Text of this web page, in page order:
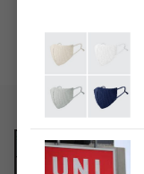
ファッション